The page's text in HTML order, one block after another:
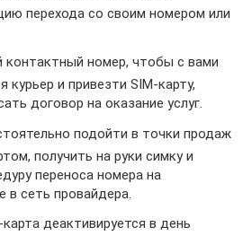
перехода со своим номером или
контактный номер, чтобы с вами
курьер и привезти SIM-карту,
договор на оказание услуг.
подойти в точки продаж
получить на руки симку и
переноса номера на
в сеть провайдера.
деактивируется в день